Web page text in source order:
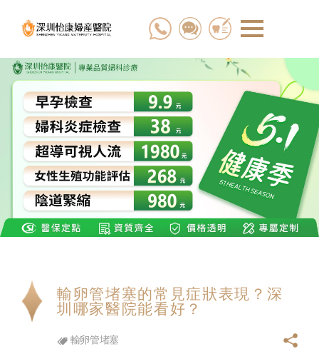
輸卵管堵塞的常見症狀表現？深
圳哪家醫院能看好？
輸卵管堵塞